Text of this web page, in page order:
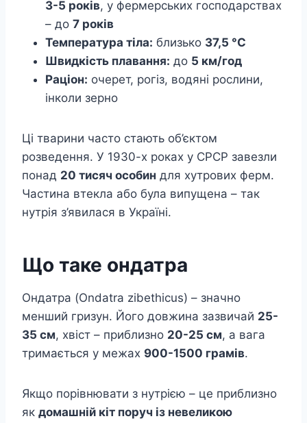
3-5 років, у фермерських господарствах
– до 7 років
Температура тіла: близько 37,5 °C
Швидкість плавання: до 5 км/год
Раціон: очерет, рогіз, водяні рослини,
інколи зерно
Ці тварини часто стають об’єктом
розведення. У 1930-х роках у СРСР завезли
понад 20 тисяч особин для хутрових ферм.
Частина втекла або була випущена – так
нутрія з’явилася в Україні.
Що таке ондатра
Ондатра (Ondatra zibethicus) – значно
менший гризун. Його довжина зазвичай 25-
35 см, хвіст – приблизно 20-25 см, а вага
тримається у межах 900-1500 грамів.
Якщо порівнювати з нутрією – це приблизно
як домашній кіт поруч із невеликою